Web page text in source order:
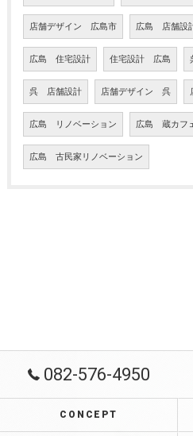
店舗デザイン 広島市 広島 店舗設
広島 住宅設計 住宅設計 広島
呉 店舗設計 店舗デザイン 呉
広島 リノベーション 広島 蔵カフ
広島 古民家リノベーション
082-576-4950
CONCEPT